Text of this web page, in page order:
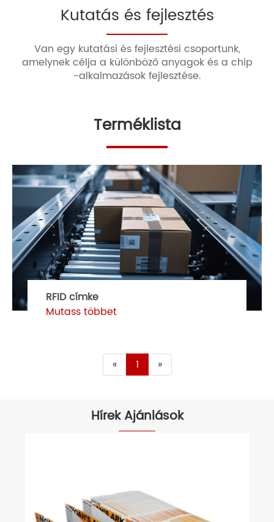
Kutatás és fejlesztés
Van egy kutatási és fejlesztési csoportunk,
amelynek célja a különböző anyagok és a chip
-alkalmazások fejlesztése.
Terméklista
RFID címke
Mutass többet
« 1 »
Hírek Ajánlások